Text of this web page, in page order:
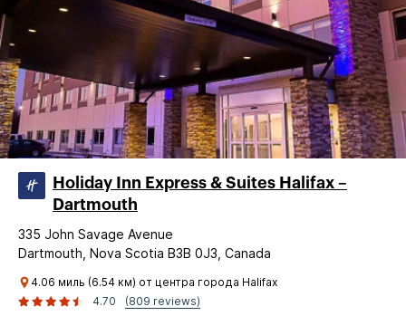
Holiday Inn Express & Suites Halifax –
Dartmouth
335 John Savage Avenue
Dartmouth, Nova Scotia B3B 0J3, Canada
4.06 миль (6.54 км) от центра города Halifax
4.70
(809 reviews)